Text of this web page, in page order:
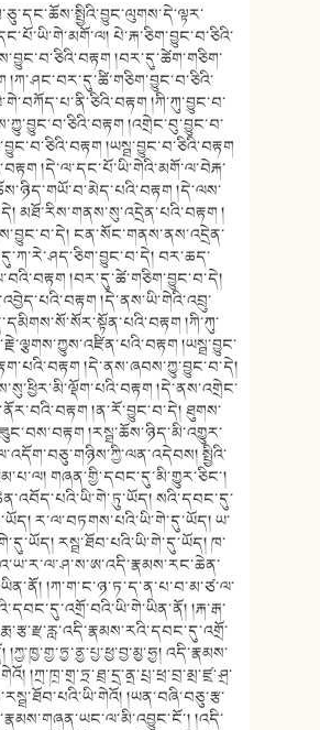
པེ་རྐ་ཅིག་བྱུང་བ་ཅིའི་
།བར་དུ་ཚེག་གཅིག་
།ཀི་ཀུ་བྱུང་བ་
།འགྲེང་བུ་བྱུང་བ་
།ཡསྠ་བྱུང་བ་ཅིའི་བརྟག
།དེ་ལ་དང་པོ་ཡི་གེའི་མགོ་ལ་བེརྐ་
།དེ་ལས་
མཐོ་རིས་གནས་སུ་འདྲེན་པའི་བརྟག །
ངན་སོང་གནས་ནས་འདྲེན་
བར་ཆད་
།བར་དུ་ཚེ་གཅིག་བྱུང་བ་དེ།
།དེ་ནས་ཡི་གེའི་འབྲུ་
།ཀི་ཀུ་
།ཡསྠ་བྱུང་
།དེ་ནས་ཞབས་ཀྱུ་བྱུང་བ་དེ།
།དེ་ནས་འགྲེང་
།ན་རོ་བྱུང་བ་དེ། ཐུགས་
།རསྠ་ཆོས་ཉིད་མི་འགྱུར་
སྤྱིའི་
གཞན་གྱི་དབང་དུ་མི་གྱུར་ཅིང་།
སའི་དབང་དུ་
ར་ལ་བཏགས་པའི་ཡི་གེ་དུ་ཡོད། ཡ་
རསྠ་ཐོབ་པའི་ཡི་གེ་དུ་ཡོད། ཁ་
།ཀ་ག་ང་ཉ་ཏ་ད་ན་པ་བ་མ་ཙ་ལ་
།རྐ་རྒ་
འདི་རྣམས་
།ཀྲ་ཁྲ་གྲ་ཏྲ་ཐྲ་དྲ་ནྲ་པྲ་ཕྲ་བྲ་མྲ་ཛྲ་ཤྲ་
།ཡན་བཞི་བཅུ་རྩ་
།འདི་